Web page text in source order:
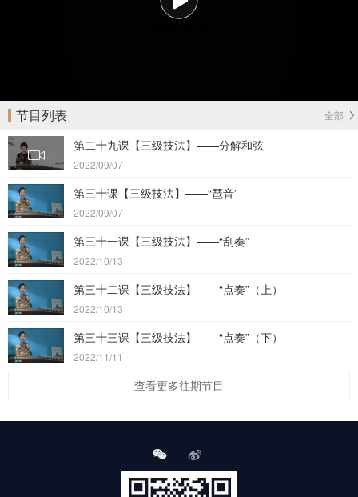
节目列表 全部
第二十九课【三级技法】——分解和弦
2022/09/07
第三十课【三级技法】——“琶音”
2022/09/07
第三十一课【三级技法】——“刮奏”
2022/10/13
第三十二课【三级技法】——“点奏”（上）
2022/10/13
第三十三课【三级技法】——“点奏”（下）
2022/11/11
查看更多往期节目